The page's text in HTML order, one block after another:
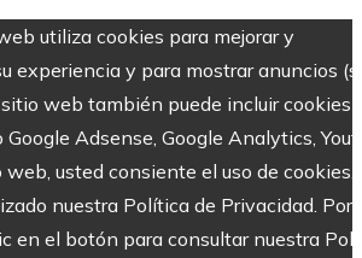
utiliza cookies para mejorar y
experiencia y para mostrar anuncios
web también puede incluir cookies
Google Adsense, Google Analytics,
usted consiente el uso de cookies.
nuestra Política de Privacidad. Por
en el botón para consultar nuestra